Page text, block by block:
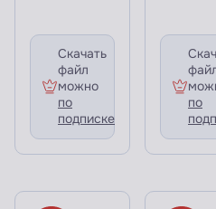
Скачать
файл
можно
по
подписке
по